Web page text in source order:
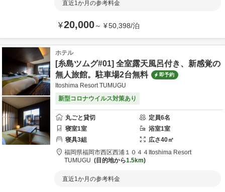
直近1か月の参考料金
¥20,000～ ¥50,398/泊
ホテル
[糸島ツムグ#01] 全室露天風呂付き、新感覚の
無人旅館。駐車場2台無料
即予約
Itoshima Resort TUMUGU
新型コロナウイルス対策あり
丸ごと貸切 定員6名
寝室1室 浴室1室
寝具3組 広さ40㎡
福岡県福岡市西区西浦１０４４ Itoshima Resort
TUMUGU
目的地から1.5km
直近1か月の参考料金